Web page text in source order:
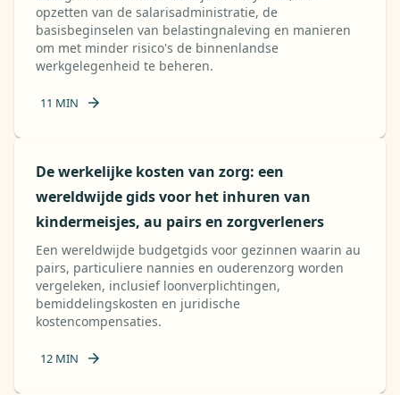
opzetten van de salarisadministratie, de
basisbeginselen van belastingnaleving en manieren
om met minder risico's de binnenlandse
werkgelegenheid te beheren.
11 MIN
De werkelijke kosten van zorg: een
wereldwijde gids voor het inhuren van
kindermeisjes, au pairs en zorgverleners
Een wereldwijde budgetgids voor gezinnen waarin au
pairs, particuliere nannies en ouderenzorg worden
vergeleken, inclusief loonverplichtingen,
bemiddelingskosten en juridische
kostencompensaties.
12 MIN